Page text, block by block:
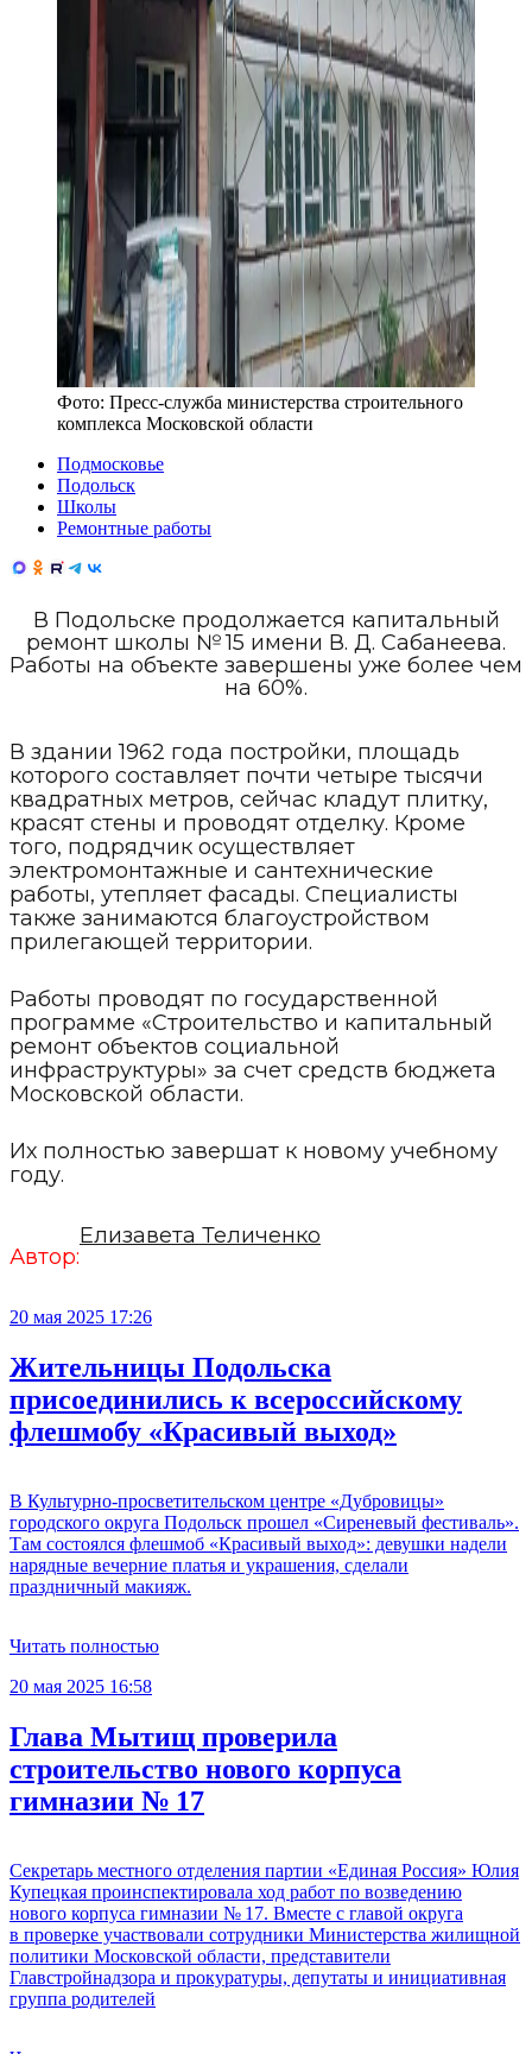
Фото: Пресс-служба министерства строительного
комплекса Московской области
Подмосковье
Подольск
Школы
Ремонтные работы
В Подольске продолжается капитальный
ремонт школы № 15 имени В. Д. Сабанеева.
Работы на объекте завершены уже более чем
на 60%.
В здании 1962 года постройки, площадь
которого составляет почти четыре тысячи
квадратных метров, сейчас кладут плитку,
красят стены и проводят отделку. Кроме
того, подрядчик осуществляет
электромонтажные и сантехнические
работы, утепляет фасады. Специалисты
также занимаются благоустройством
прилегающей территории.
Работы проводят по государственной
программе «Строительство и капитальный
ремонт объектов социальной
инфраструктуры» за счет средств бюджета
Московской области.
Их полностью завершат к новому учебному
году.
Автор:
Елизавета Теличенко
20 мая 2025 17:26
Жительницы Подольска
присоединились к всероссийскому
флешмобу «Красивый выход»
В Культурно-просветительском центре «Дубровицы»
городского округа Подольск прошел «Сиреневый фестиваль».
Там состоялся флешмоб «Красивый выход»: девушки надели
нарядные вечерние платья и украшения, сделали
праздничный макияж.
Читать полностью
20 мая 2025 16:58
Глава Мытищ проверила
строительство нового корпуса
гимназии № 17
Секретарь местного отделения партии «Единая Россия» Юлия
Купецкая проинспектировала ход работ по возведению
нового корпуса гимназии № 17. Вместе с главой округа
в проверке участвовали сотрудники Министерства жилищной
политики Московской области, представители
Главстройнадзора и прокуратуры, депутаты и инициативная
группа родителей